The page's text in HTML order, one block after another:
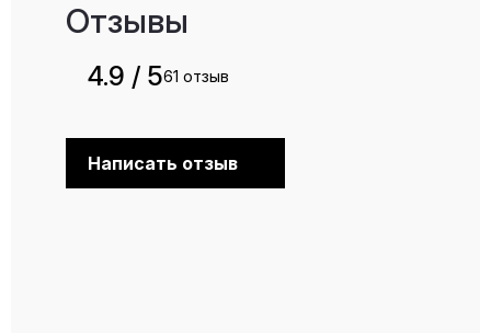
Отзывы
4.9 / 561 отзыв
Написать отзыв